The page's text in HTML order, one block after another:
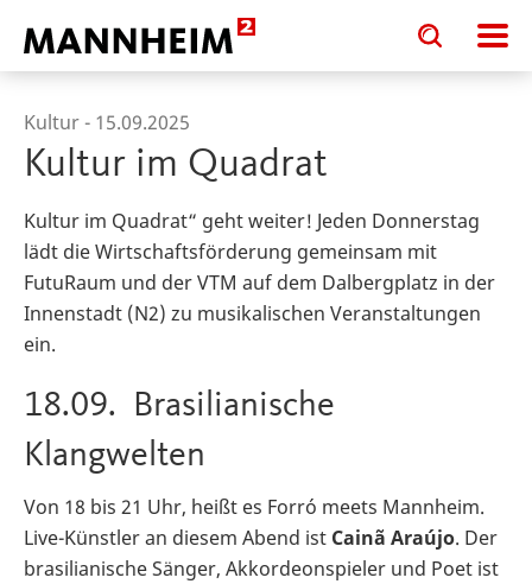
Toggle
search
input
Toggle
search
input
Kultur - 15.09.2025
Kultur im Quadrat
Kultur im Quadrat“ geht weiter! Jeden Donnerstag
lädt die Wirtschaftsförderung gemeinsam mit
FutuRaum und der VTM auf dem Dalbergplatz in der
Innenstadt (N2) zu musikalischen Veranstaltungen
ein.
18.09. Brasilianische
Klangwelten
Von 18 bis 21 Uhr, heißt es Forró meets Mannheim.
Live-Künstler an diesem Abend ist Cainã Araújo. Der
brasilianische Sänger, Akkordeonspieler und Poet ist